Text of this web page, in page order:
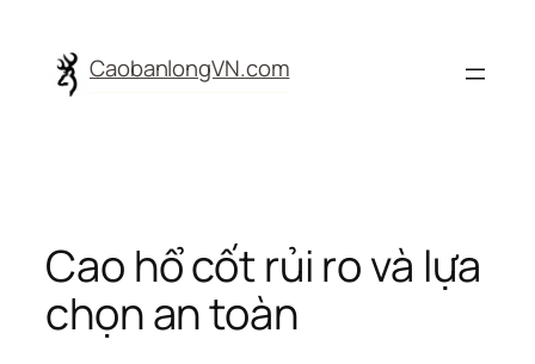
content CaobanlongVN.com
Cao hổ cốt rủi ro và lựa
chọn an toàn